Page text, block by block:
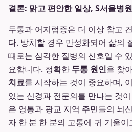
결론: 맑고 편안한 일상, S서울병
두통과 어지럼증은 더 이상 참고
다. 방치할 경우 만성화되어 삶의
때로는 심각한 질병의 신호일 수
요합니다. 정확한 두통 원인을 찾
치료를 시작하는 것이 중요하며,
있는 신경과 전문의를 만나는 것
은 영통과 광교 지역 주민들의 뇌
자 한 분 한 분의 고통에 귀 기울이